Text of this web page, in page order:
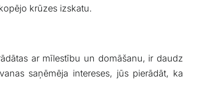
krūzes‍ izskatu.
ar mīlestību un⁣ domāšanu, ir⁢ daudz
saņēmēja intereses,​ jūs pierādāt, ka